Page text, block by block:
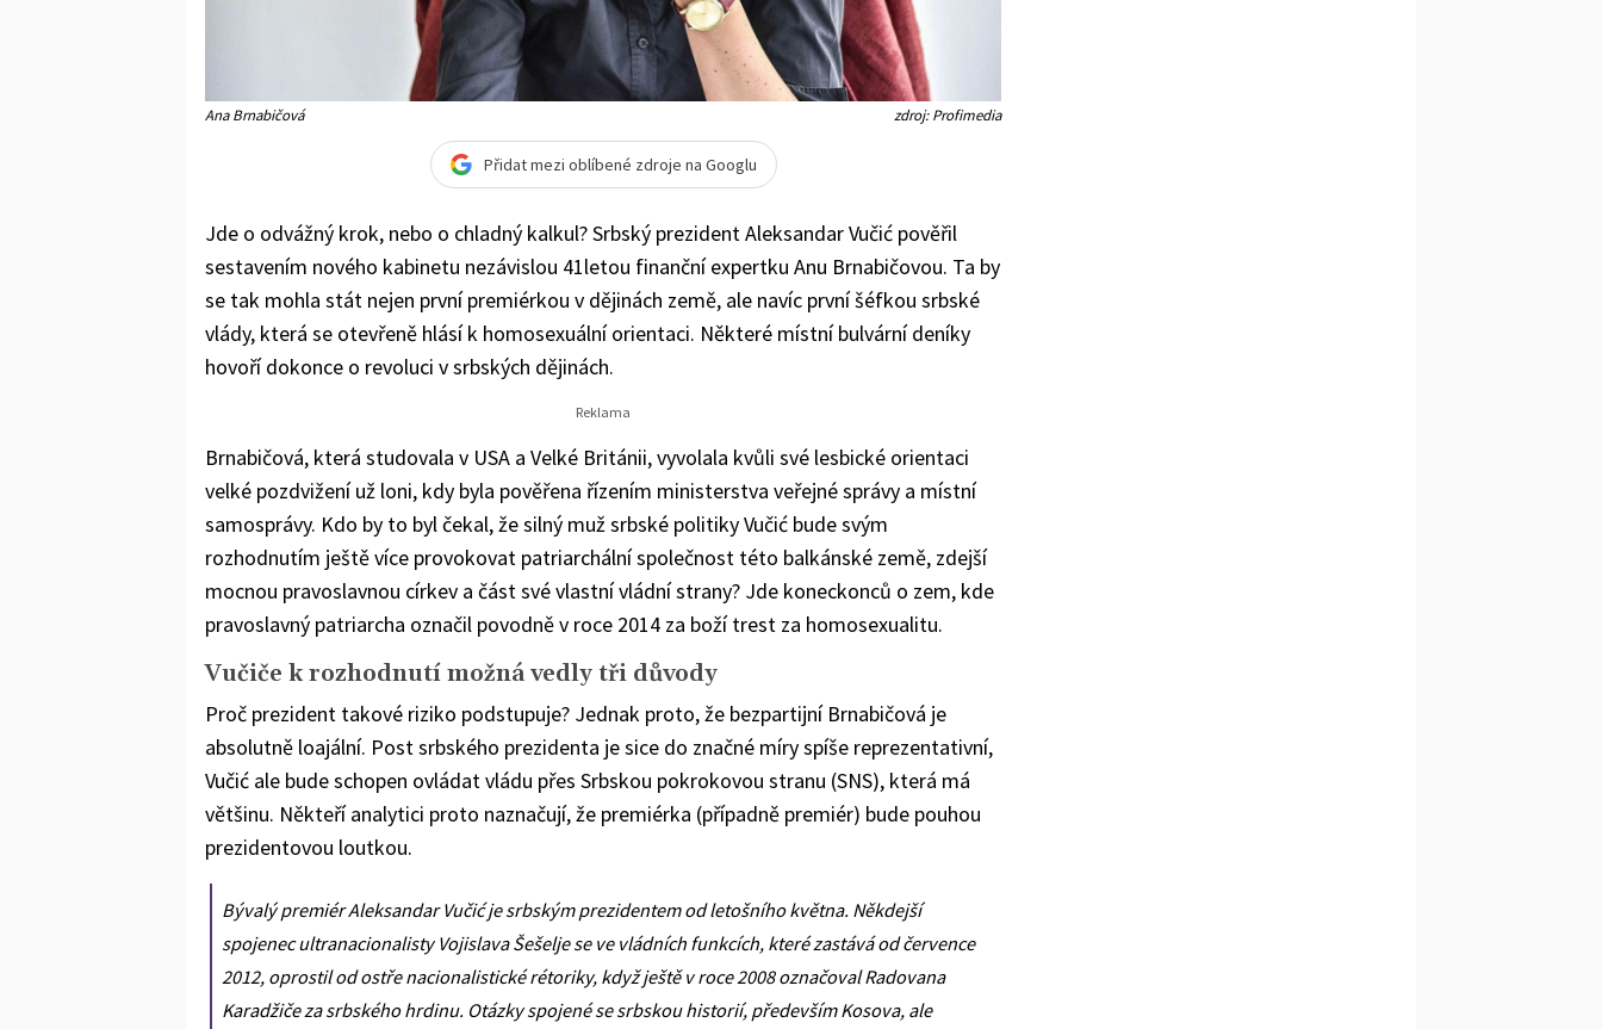
Ana Brnabičová zdroj: Profimedia
Přidat mezi oblíbené zdroje na Googlu
Jde o odvážný krok, nebo o chladný kalkul? Srbský prezident Aleksandar Vučić pověřil
sestavením nového kabinetu nezávislou 41letou finanční expertku Anu Brnabičovou. Ta by
se tak mohla stát nejen první premiérkou v dějinách země, ale navíc první šéfkou srbské
vlády, která se otevřeně hlásí k homosexuální orientaci. Některé místní bulvární deníky
hovoří dokonce o revoluci v srbských dějinách.
Brnabičová, která studovala v USA a Velké Británii, vyvolala kvůli své lesbické orientaci
velké pozdvižení už loni, kdy byla pověřena řízením ministerstva veřejné správy a místní
samosprávy. Kdo by to byl čekal, že silný muž srbské politiky Vučić bude svým
rozhodnutím ještě více provokovat patriarchální společnost této balkánské země, zdejší
mocnou pravoslavnou církev a část své vlastní vládní strany? Jde koneckonců o zem, kde
pravoslavný patriarcha označil povodně v roce 2014 za boží trest za homosexualitu.
Vučiče k rozhodnutí možná vedly tři důvody
Proč prezident takové riziko podstupuje? Jednak proto, že bezpartijní Brnabičová je
absolutně loajální. Post srbského prezidenta je sice do značné míry spíše reprezentativní,
Vučić ale bude schopen ovládat vládu přes Srbskou pokrokovou stranu (SNS), která má
většinu. Někteří analytici proto naznačují, že premiérka (případně premiér) bude pouhou
prezidentovou loutkou.
Bývalý premiér Aleksandar Vučić je srbským prezidentem od letošního května. Někdejší
spojenec ultranacionalisty Vojislava Šešelje se ve vládních funkcích, které zastává od července
2012, oprostil od ostře nacionalistické rétoriky, když ještě v roce 2008 označoval Radovana
Karadžiče za srbského hrdinu. Otázky spojené se srbskou historií, především Kosova, ale